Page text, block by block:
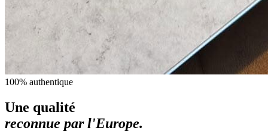
100% authentique
Une qualité
reconnue par l'Europe.